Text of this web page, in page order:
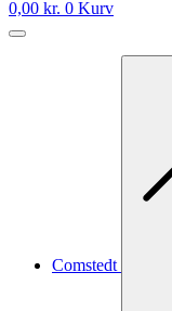
0,00 kr. 0 Kurv
Comstedt